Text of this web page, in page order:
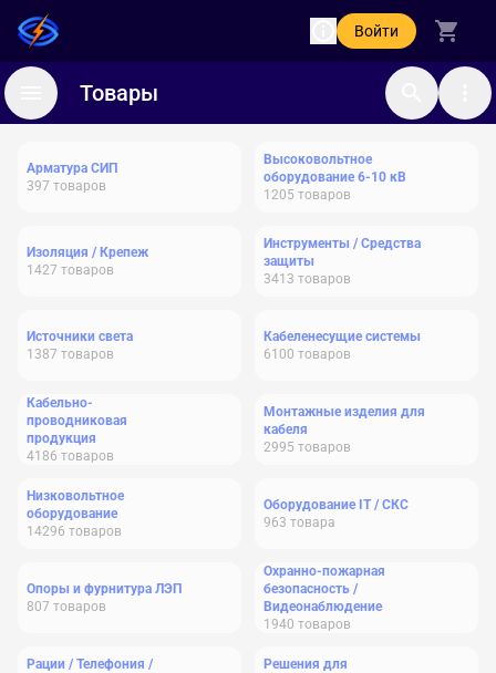
Войти
Товары
Арматура СИП
397 товаров
Высоковольтное
оборудование 6-10 кВ
1205 товаров
Изоляция / Крепеж
1427 товаров
Инструменты / Средства
защиты
3413 товаров
Источники света
1387 товаров
Кабеленесущие системы
6100 товаров
Кабельно-
проводниковая
продукция
4186 товаров
Монтажные изделия для
кабеля
2995 товаров
Низковольтное
оборудование
14296 товаров
Оборудование IT / СКС
963 товара
Опоры и фурнитура ЛЭП
807 товаров
Охранно-пожарная
безопасность /
Видеонаблюдение
1940 товаров
Рации / Телефония /
Решения для